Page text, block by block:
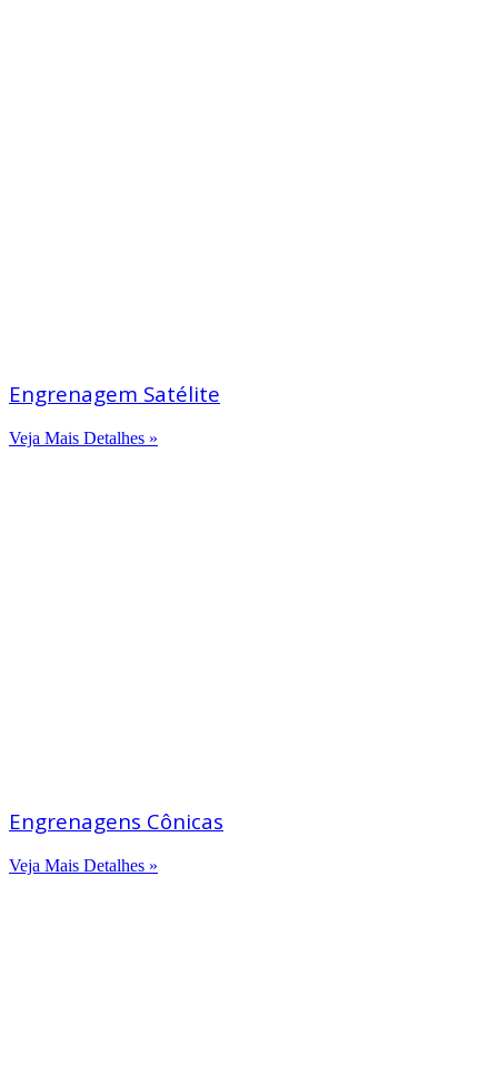
Engrenagem Satélite
Veja Mais Detalhes »
Engrenagens Cônicas
Veja Mais Detalhes »